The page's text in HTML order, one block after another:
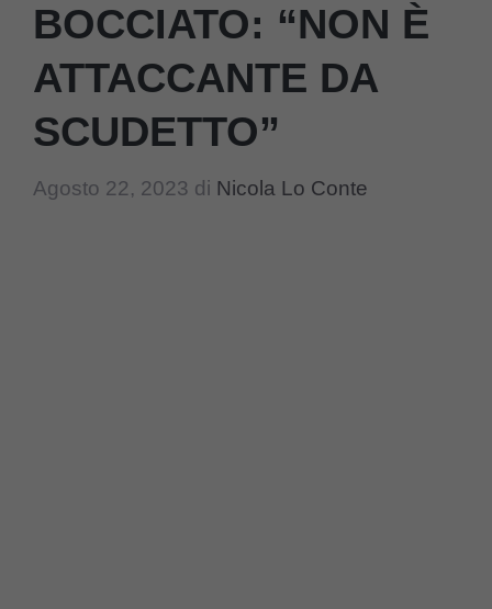
BOCCIATO: “NON È
ATTACCANTE DA
SCUDETTO”
Agosto 22, 2023 di Nicola Lo Conte